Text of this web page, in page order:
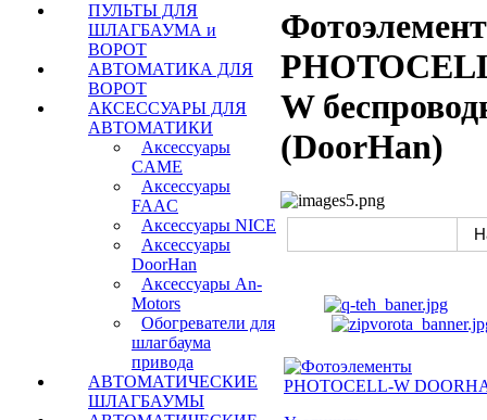
ПУЛЬТЫ ДЛЯ
ШЛАГБАУМА и
ВОРОТ
АВТОМАТИКА ДЛЯ
ВОРОТ
АКСЕССУАРЫ ДЛЯ
АВТОМАТИКИ
Аксессуары
CAME
Аксессуары
FAAC
Аксессуары NICE
Аксессуары
DoorHan
Аксессуары An-
Motors
Обогреватели для
шлагбаума
привода
АВТОМАТИЧЕСКИЕ
ШЛАГБАУМЫ
W
(DoorHan)